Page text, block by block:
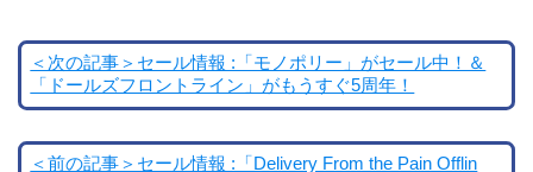
＜次の記事＞セール情報 :「モノポリー」がセール中！＆
「ドールズフロントライン」がもうすぐ5周年！
＜前の記事＞セール情報 :「Delivery From the Pain Offlin